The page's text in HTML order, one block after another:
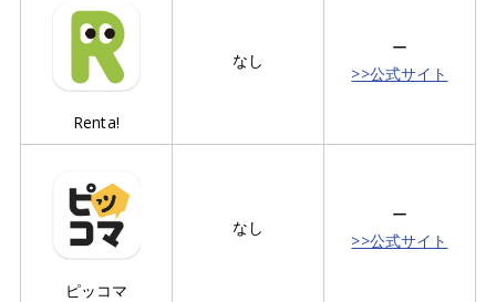
Renta!
なし
ー
>>公式サイト
ピッコマ
なし
ー
>>公式サイト